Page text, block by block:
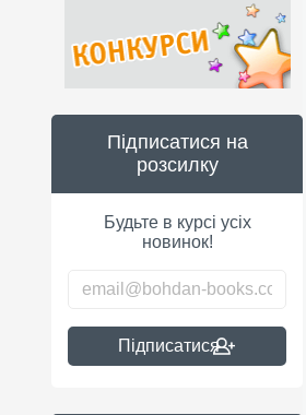
Підписатися на
розсилку
Будьте в курсі усіх
новинок!
Підписатися